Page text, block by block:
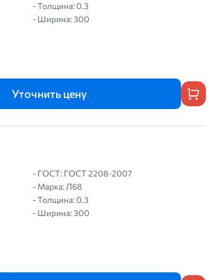
- Толщина: 0.3
- Ширина: 300
Уточнить цену
- ГОСТ: ГОСТ 2208-2007
- Марка: Л68
- Толщина: 0.3
- Ширина: 300